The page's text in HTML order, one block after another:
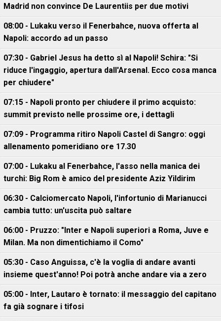
Madrid non convince De Laurentiis per due motivi
08:00 - Lukaku verso il Fenerbahce, nuova offerta al
Napoli: accordo ad un passo
07:30 - Gabriel Jesus ha detto sì al Napoli! Schira: "Si
riduce l'ingaggio, apertura dall'Arsenal. Ecco cosa manca
per chiudere"
07:15 - Napoli pronto per chiudere il primo acquisto:
summit previsto nelle prossime ore, i dettagli
07:09 - Programma ritiro Napoli Castel di Sangro: oggi
allenamento pomeridiano ore 17.30
07:00 - Lukaku al Fenerbahce, l'asso nella manica dei
turchi: Big Rom è amico del presidente Aziz Yildirim
06:30 - Calciomercato Napoli, l'infortunio di Marianucci
cambia tutto: un'uscita può saltare
06:00 - Pruzzo: "Inter e Napoli superiori a Roma, Juve e
Milan. Ma non dimentichiamo il Como"
05:30 - Caso Anguissa, c'è la voglia di andare avanti
insieme quest'anno! Poi potrà anche andare via a zero
05:00 - Inter, Lautaro è tornato: il messaggio del capitano
fa già sognare i tifosi